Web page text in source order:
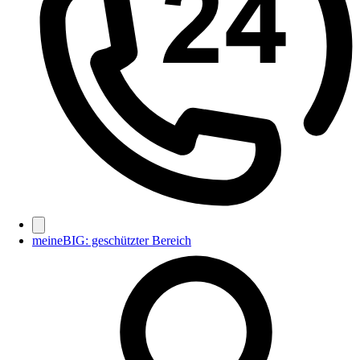
meineBIG: geschützter Bereich